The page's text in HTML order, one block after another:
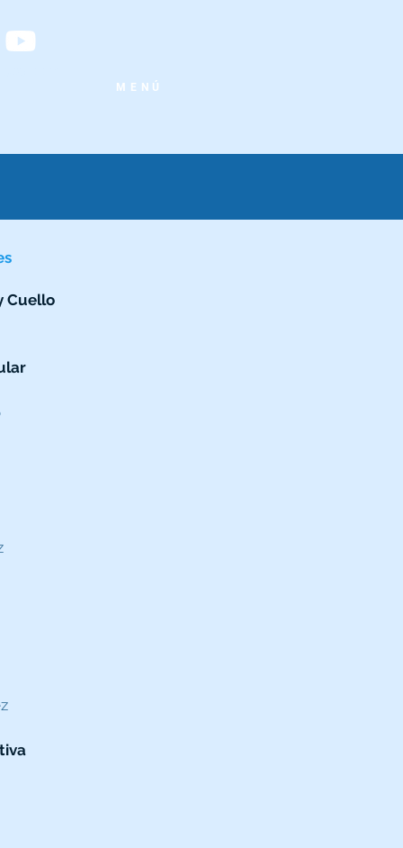
MENÚ
Cuello